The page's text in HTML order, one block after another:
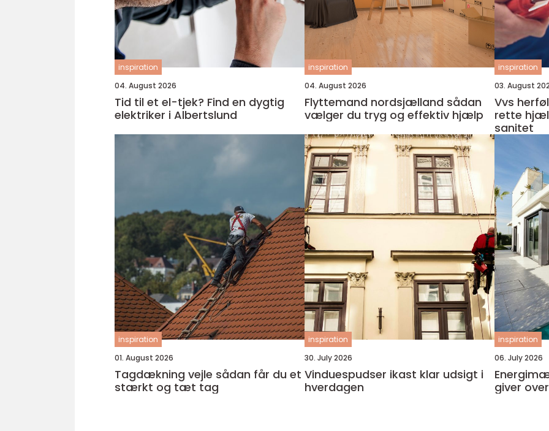
inspiration
04. August 2026
Tid til et el-tjek? Find en dygtig
elektriker i Albertslund
inspiration
04. August 2026
Flyttemand nordsjælland sådan
vælger du tryg og effektiv hjælp
inspiration
03. August
Vvs herfølge sådan
rette
sanitet
inspiration
01. August 2026
Tagdækning vejle sådan får du et
stærkt og tæt tag
inspiration
30. July 2026
Vinduespudser ikast klar udsigt i
hverdagen
inspiration
06. July 2026
giver